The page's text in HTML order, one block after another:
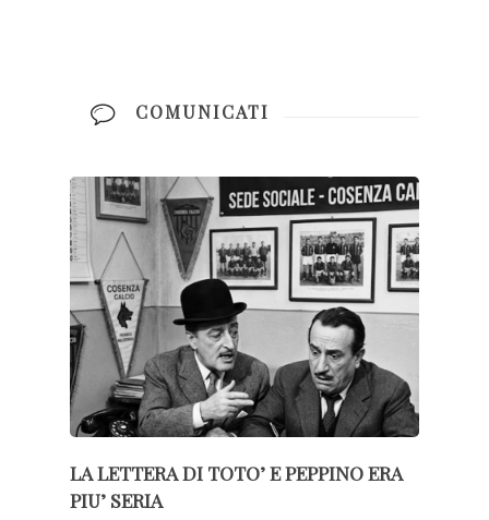
COMUNICATI
LA LETTERA DI TOTO’ E PEPPINO ERA
PIU’ SERIA